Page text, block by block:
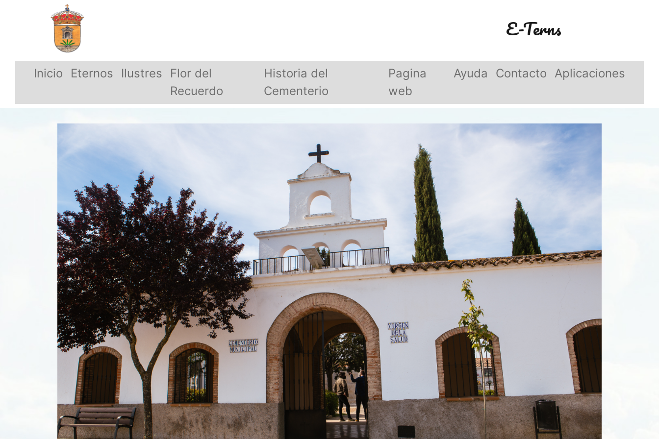
E-Terns
Inicio Eternos Ilustres
Flor del
Recuerdo
Historia del
Cementerio
Pagina
web
Ayuda Contacto Aplicaciones